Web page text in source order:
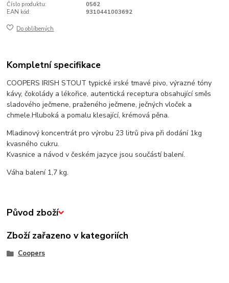
Číslo produktu:
0562
EAN kód:
9310441003692
Do oblíbených
Kompletní specifikace
COOPERS IRISH STOUT typické irské tmavé pivo, výrazné tóny
kávy, čokolády a lékořice, autentická receptura obsahující směs
sladového ječmene, praženého ječmene, ječných vloček a
chmele.Hluboká a pomalu klesající, krémová pěna.
Mladinový koncentrát pro výrobu 23 litrů piva při dodání 1kg
kvasného cukru.
Kvasnice a návod v českém jazyce jsou součástí balení.
Váha balení 1,7 kg.
Původ zboží
Zboží zařazeno v kategoriích
Coopers